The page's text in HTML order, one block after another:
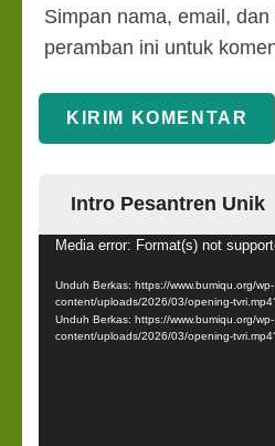
Simpan nama, email,
peramban ini untuk
Intro Pesantren Unik
Pemutar
Media error: Format(s) not
Unduh Berkas: https://www.bumiqu.org/wp-
content/uploads/2026/03/opening-
Unduh Berkas: https://www.bumiqu.org/wp-
content/uploads/2026/03/opening-